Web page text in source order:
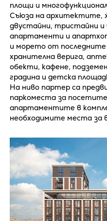
площи и
Съюза на архитектите,
двустайни, тристайни
апартаменти и
и морето от
хранителна верига,
обекти, кафене,
градина и детска
На ниво партер са
паркоместа за
апартаментите в
необходимите места за